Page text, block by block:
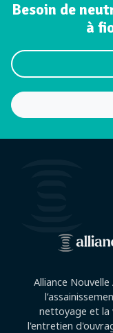
Besoin de
à
Alliance
nettoyage et la
l'entretien